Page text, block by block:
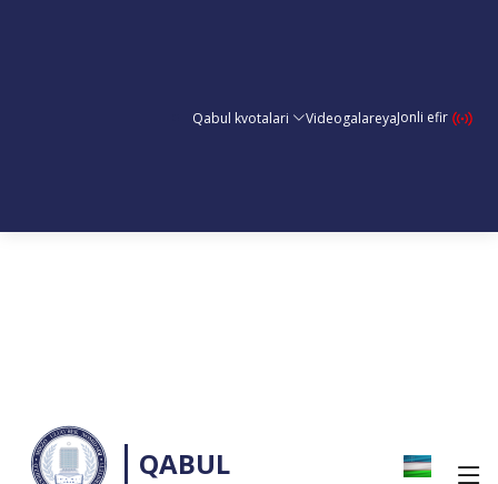
Qabul kvotalari VideogalareyaJonli efir
QABUL